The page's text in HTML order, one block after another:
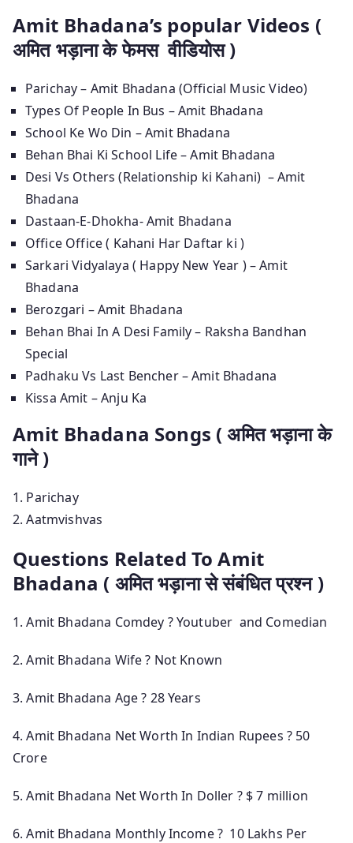
Amit Bhadana’s popular Videos (
अमित भड़ाना के फेमस वीडियोस )
Parichay – Amit Bhadana (Official Music Video)
Types Of People In Bus – Amit Bhadana
School Ke Wo Din – Amit Bhadana
Behan Bhai Ki School Life – Amit Bhadana
Desi Vs Others (Relationship ki Kahani) – Amit
Bhadana
Dastaan-E-Dhokha- Amit Bhadana
Office Office ( Kahani Har Daftar ki )
Sarkari Vidyalaya ( Happy New Year ) – Amit
Bhadana
Berozgari – Amit Bhadana
Behan Bhai In A Desi Family – Raksha Bandhan
Special
Padhaku Vs Last Bencher – Amit Bhadana
Kissa Amit – Anju Ka
Amit Bhadana Songs ( अमित भड़ाना के
गाने )
1. Parichay
2. Aatmvishvas
Questions Related To Amit
Bhadana ( अमित भड़ाना से संबंधित प्रश्न )
1. Amit Bhadana Comdey ? Youtuber and Comedian
2. Amit Bhadana Wife ? Not Known
3. Amit Bhadana Age ? 28 Years
4. Amit Bhadana Net Worth In Indian Rupees ? 50
Crore
5. Amit Bhadana Net Worth In Doller ? $ 7 million
6. Amit Bhadana Monthly Income ? 10 Lakhs Per